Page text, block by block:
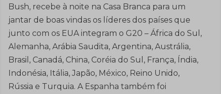
Bush, recebe à noite na Casa Branca para um
jantar de boas vindas os líderes dos países que
junto com os EUA integram o G20 – África do Sul,
Alemanha, Arábia Saudita, Argentina, Austrália,
Brasil, Canadá, China, Coréia do Sul, França, Índia,
Indonésia, Itália, Japão, México, Reino Unido,
Rússia e Turquia. A Espanha também foi